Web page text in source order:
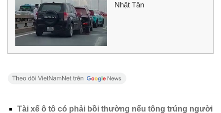
Nhật Tân
Tài xế ô tô có phải bồi thường nếu tông trúng người